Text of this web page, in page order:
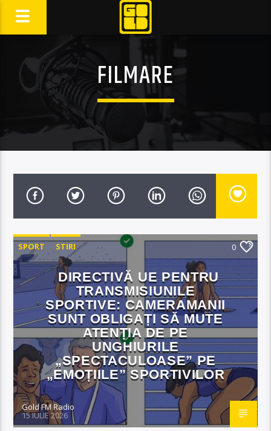
FILMARE
SPORT STIRI 0
DIRECTIVĂ UE PENTRU
TRANSMISIUNILE
SPORTIVE: CAMERAMANII
SUNT OBLIGAȚI SĂ MUTE
ATENȚIA DE PE
UNGHIURILE
„SPECTACULOASE” PE
„EMOȚIILE” SPORTIVILOR
Gold FM Radio
15 IULIE 2026